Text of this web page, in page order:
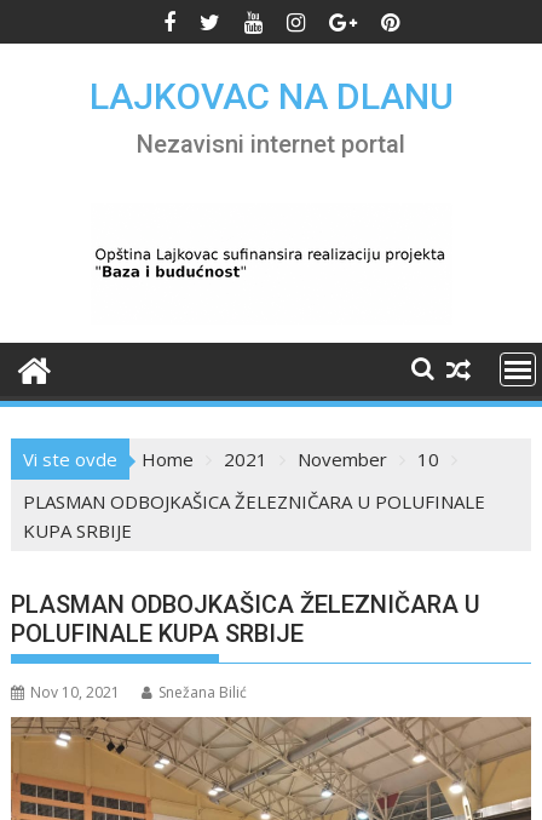
to
LAJKOVAC NA DLANU
Nezavisni internet portal
Vi ste ovde Home 2021 November
10
PLASMAN ODBOJKAŠICA ŽELEZNIČARA U POLUFINALE
KUPA SRBIJE
PLASMAN ODBOJKAŠICA ŽELEZNIČARA U
POLUFINALE KUPA SRBIJE
Nov 10, 2021 Snežana Bilić